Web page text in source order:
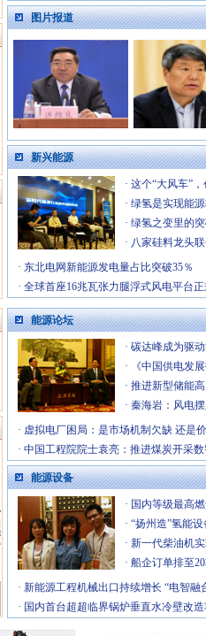
图片报道
新兴能源
· 这个“大风车”
· 绿氢是实现能
· 绿氢之变里的
· 八家硅料龙头
· 东北电网新能源发电量占比突破35％
· 全球首座16兆瓦张力腿浮式风电平台
能源论坛
· 碳达峰成为驱
·
《中国供电发
· 推进新型储能
· 秦海岩：风电
· 虚拟电厂困局：是市场机制欠缺 还是
· 中国工程院院士袁亮：推进煤炭开采
能源设备
· 国内等级最高
· “扬州造”氢能
· 新一代柴油机
· 船企订单排至
· 新能源工程机械出口持续增长 “电智融
· 国内首台超超临界锅炉垂直水冷壁改